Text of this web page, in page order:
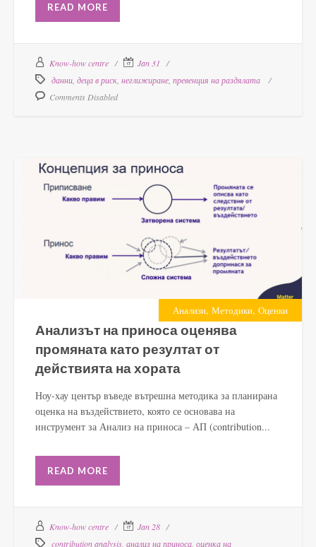
READ MORE
Know-how centre
Jan 31
данни деца в риск неглижиране превенция на раздялата
Comments Disabled
Анализи, Методики, Оценки
Анализът на приноса оценява
промяната като резултат от
действията на хората
Ноу-хау център въведе вътрешна методика за планирана
оценка на въздействието, която се основава на
инструмент за Анализ на приноса – АП (contribution...
READ MORE
Know-how centre
Jan 28
contribution analysis анализ на приноса оценка на